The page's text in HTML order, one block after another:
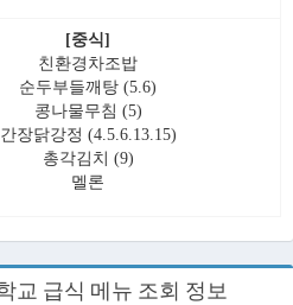
[중식]
친환경차조밥
순두부들깨탕 (5.6)
콩나물무침 (5)
간장닭강정 (4.5.6.13.15)
총각김치 (9)
멜론
교 급식 메뉴 조회 정보